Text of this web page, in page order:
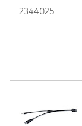
2344025